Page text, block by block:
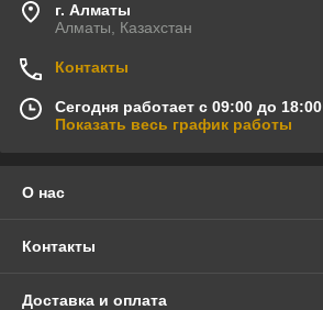
г. Алматы
Алматы, Казахстан
Контакты
Сегодня работает с 09:00 до 18:00
Показать весь график работы
О нас
Контакты
Доставка и оплата